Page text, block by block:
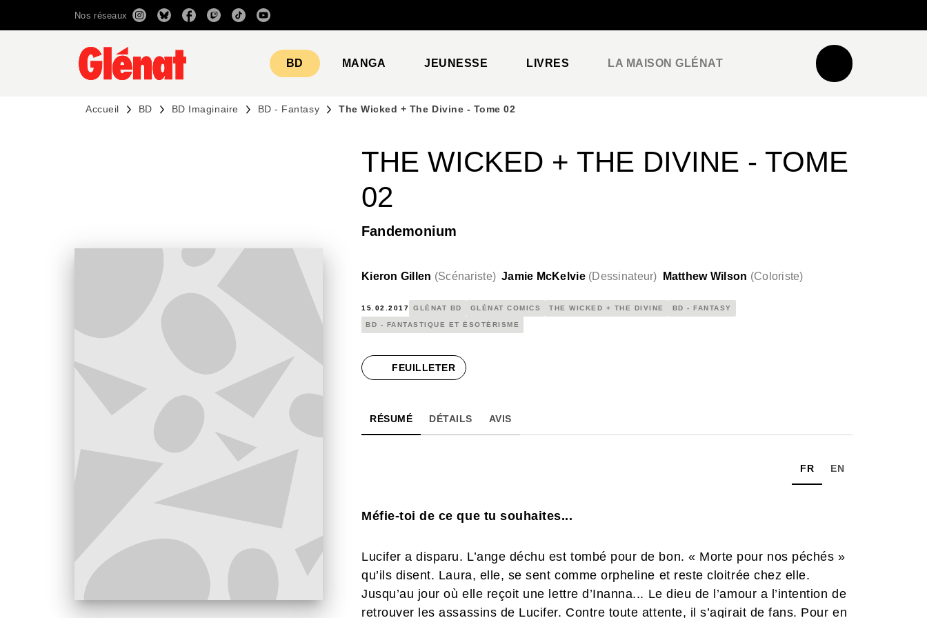
RECHERCHE CONTENU
Nos réseaux
BD MANGA JEUNESSE LIVRES LA MAISON GLÉNAT
Accueil BD BD Imaginaire BD - Fantasy The Wicked + The Divine - Tome 02
THE WICKED + THE DIVINE - TOME
02
Fandemonium
Kieron Gillen (Scénariste) Jamie McKelvie (Dessinateur) Matthew Wilson (Coloriste)
15.02.2017 GLÉNAT BD GLÉNAT COMICS THE WICKED + THE DIVINE BD - FANTASY
BD - FANTASTIQUE ET ÉSOTÉRISME
FEUILLETER
RÉSUMÉ DÉTAILS AVIS
FR EN
Méfie-toi de ce que tu souhaites...
Lucifer a disparu. L’ange déchu est tombé pour de bon. « Morte pour nos péchés »
qu’ils disent. Laura, elle, se sent comme orpheline et reste cloitrée chez elle.
Jusqu’au jour où elle reçoit une lettre d’Inanna... Le dieu de l’amour a l’intention de
retrouver les assassins de Lucifer. Contre toute attente, il s’agirait de fans. Pour en